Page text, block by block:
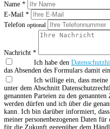
Name *
E-Mail *
Telefon optional
Nachricht *
Ich habe den
das Absenden des Formulars damit
Ich willige ein, dass meine
unter dem Abschnitt
genannten Parteien zu den
werden dürfen und ich über die
kann. Ich bin darüber informiert,
meiner personenbezogenen Daten
für die Zukunft gegenüber dem